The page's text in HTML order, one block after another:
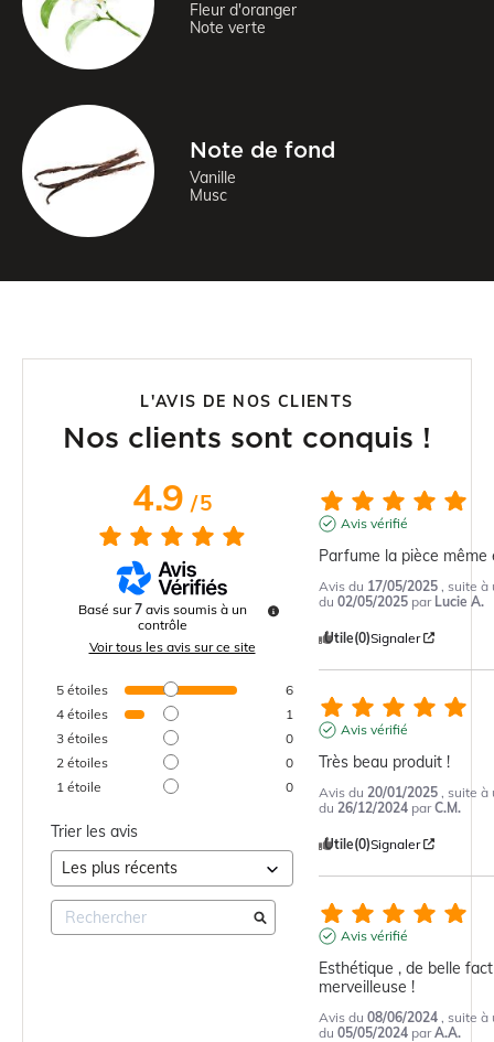
Fleur d'oranger
Note verte
Note de fond
Vanille
Musc
L'AVIS DE NOS CLIENTS
Nos clients sont conquis !
4.9/5
Basé sur7 avis soumis à un
contrôle
Voir tous les avis sur ce site
5 étoiles
6
4 étoiles
1
3 étoiles
0
2 étoiles
0
1 étoile 0
Trier les avis
Avis vérifié
Parfume la pièce même
Avis du 17/05/2025 , suite à
du 02/05/2025 par Lucie A.
Utile(0)Signaler
Avis vérifié
Très beau produit !
Avis du 20/01/2025 , suite à
du 26/12/2024 parC.M.
Utile(0)Signaler
Avis vérifié
Esthétique , de belle
merveilleuse !
Avis du 08/06/2024 , suite à
du 05/05/2024 parA.A.